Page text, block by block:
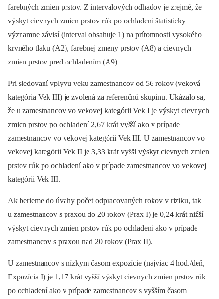
farebných zmien prstov. Z intervalových odhadov je zrejmé, že
výskyt cievnych zmien prstov rúk po ochladení štatisticky
významne závisí (interval obsahuje 1) na prítomnosti vysokého
krvného tlaku (A2), farebnej zmeny prstov (A8) a cievnych
zmien prstov pred ochladením (A9).
Pri sledovaní vplyvu veku zamestnancov od 56 rokov (veková
kategória Vek III) je zvolená za referenčnú skupinu. Ukázalo sa,
že u zamestnancov vo vekovej kategórii Vek I je výskyt cievnych
zmien prstov po ochladení 2,67 krát vyšší ako v prípade
zamestnancov vo vekovej kategórii Vek III. U zamestnancov vo
vekovej kategórii Vek II je 3,33 krát vyšší výskyt cievnych zmien
prstov rúk po ochladení ako v prípade zamestnancov vo vekovej
kategórii Vek III.
Ak berieme do úvahy počet odpracovaných rokov v riziku, tak
u zamestnancov s praxou do 20 rokov (Prax I) je 0,24 krát nižší
výskyt cievnych zmien prstov rúk po ochladení ako v prípade
zamestnancov s praxou nad 20 rokov (Prax II).
U zamestnancov s nízkym časom expozície (najviac 4 hod./deň,
Expozícia I) je 1,17 krát vyšší výskyt cievnych zmien prstov rúk
po ochladení ako v prípade zamestnancov s vyšším časom